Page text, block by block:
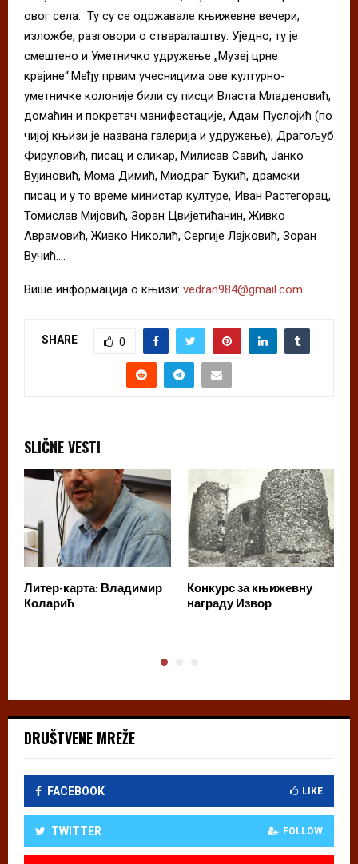
овог села. Ту су се одржавале књижевне вечери,
изложбе, разговори о стваралаштву. Уједно, ту је
смештено и Уметничко удружење „Музеј црне
крајине“.Међу првим учесницима ове културно-
уметничке колоније били су писци Власта Младеновић,
домаћин и покретач манифестације, Адам Пуслојић (по
чијој књизи је названа галерија и удружење), Драгољуб
Фируловић, писац и сликар, Милисав Савић, Јанко
Вујиновић, Мома Димић, Миодраг Ђукић, драмски
писац и у то време министар културе, Иван Растегорац,
Томислав Мијовић, Зоран Цвијетићанин, Живко
Аврамовић, Живко Николић, Сергије Лајковић, Зоран
Вучић….
Више информација о књизи: vedran984@gmail.com
SHARE 0
SLIČNE VESTI
Литер-карта: Владимир
Коларић
Конкурс за књижевну
награду Извор
DRUŠTVENE MREŽE
FACEBOOK LIKE
TWITTER FOLLOW